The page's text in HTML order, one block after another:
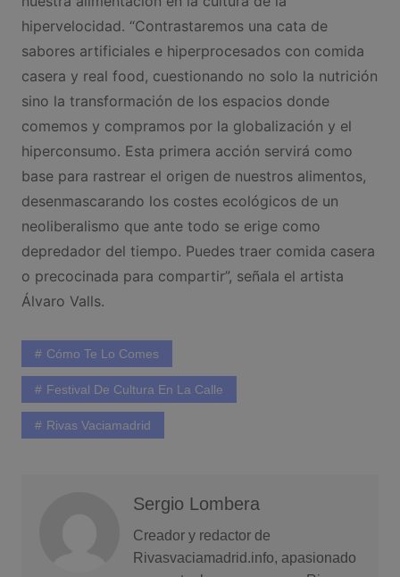
hipervelocidad. “Contrastaremos una cata de
sabores artificiales e hiperprocesados con comida
casera y real food, cuestionando no solo la nutrición
sino la transformación de los espacios donde
comemos y compramos por la globalización y el
hiperconsumo. Esta primera acción servirá como
base para rastrear el origen de nuestros alimentos,
desenmascarando los costes ecológicos de un
neoliberalismo que ante todo se erige como
depredador del tiempo. Puedes traer comida casera
o precocinada para compartir”, señala el artista
Álvaro Valls.
Cómo Te Lo Comes
Festival De Cultura En La Calle
Rivas Vaciamadrid
Sergio Lombera
Creador y redactor de
Rivasvaciamadrid.info, apasionado